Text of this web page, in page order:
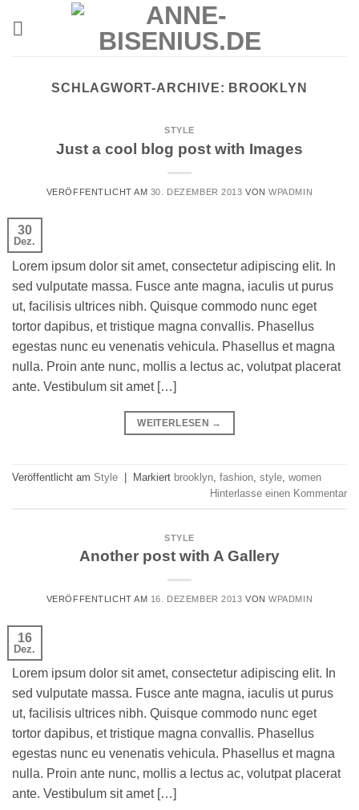
SCHLAGWORT-ARCHIVE: BROOKLYN
STYLE
Just a cool blog post with Images
VERÖFFENTLICHT AM 30. DEZEMBER 2013 VONWPADMIN
30
Dez.
Lorem ipsum dolor sit amet, consectetur adipiscing elit. In
sed vulputate massa. Fusce ante magna, iaculis ut purus
ut, facilisis ultrices nibh. Quisque commodo nunc eget
tortor dapibus, et tristique magna convallis. Phasellus
egestas nunc eu venenatis vehicula. Phasellus et magna
nulla. Proin ante nunc, mollis a lectus ac, volutpat placerat
ante. Vestibulum sit amet […]
WEITERLESEN →
Veröffentlicht am Style Markiert brooklyn fashion style women
Hinterlasse einen Kommentar
STYLE
Another post with A Gallery
VERÖFFENTLICHT AM 16. DEZEMBER 2013 VONWPADMIN
16
Dez.
Lorem ipsum dolor sit amet, consectetur adipiscing elit. In
sed vulputate massa. Fusce ante magna, iaculis ut purus
ut, facilisis ultrices nibh. Quisque commodo nunc eget
tortor dapibus, et tristique magna convallis. Phasellus
egestas nunc eu venenatis vehicula. Phasellus et magna
nulla. Proin ante nunc, mollis a lectus ac, volutpat placerat
ante. Vestibulum sit amet […]